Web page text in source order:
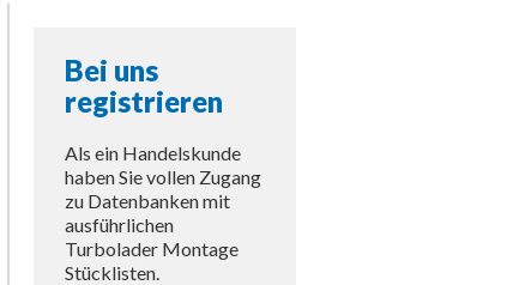
Bei uns
registrieren
Als ein Handelskunde
haben Sie vollen Zugang
zu Datenbanken mit
ausführlichen
Turbolader Montage
Stücklisten.